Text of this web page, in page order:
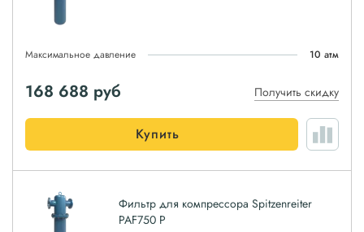
Максимальное давление 10 атм
168 688 руб Получить скидку
Купить
Фильтр для компрессора Spitzenreiter
PAF750 P